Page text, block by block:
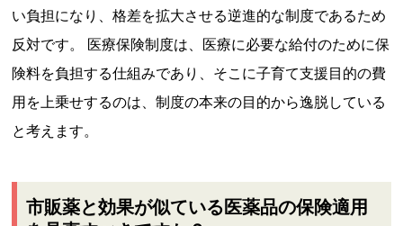
い負担になり、格差を拡大させる逆進的な制度であるため
反対です。 医療保険制度は、医療に必要な給付のために保
険料を負担する仕組みであり、そこに子育て支援目的の費
用を上乗せするのは、制度の本来の目的から逸脱している
と考えます。
市販薬と効果が似ている医薬品の保険適用